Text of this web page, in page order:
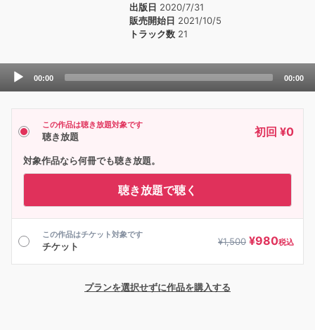
出版日 2020/7/31
販売開始日 2021/10/5
トラック数 21
Audio
00:00 00:00
この作品は聴き放題対象です
聴き放題 初回 ¥0
対象作品なら何冊でも聴き放題。
聴き放題で聴く
この作品はチケット対象です
チケット ¥1,500 ¥980税込
プランを選択せずに作品を購入する